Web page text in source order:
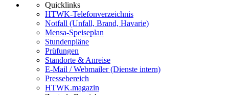
Quicklinks
HTWK-Telefonverzeichnis
Notfall (Unfall, Brand, Havarie)
Mensa-Speiseplan
Stundenpläne
Prüfungen
Standorte & Anreise
E-Mail / Webmailer (Dienste intern)
Pressebereich
HTWK.magazin